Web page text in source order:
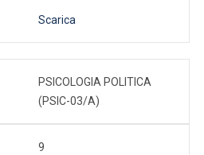
Scarica
PSICOLOGIA POLITICA
(PSIC-03/A)
9